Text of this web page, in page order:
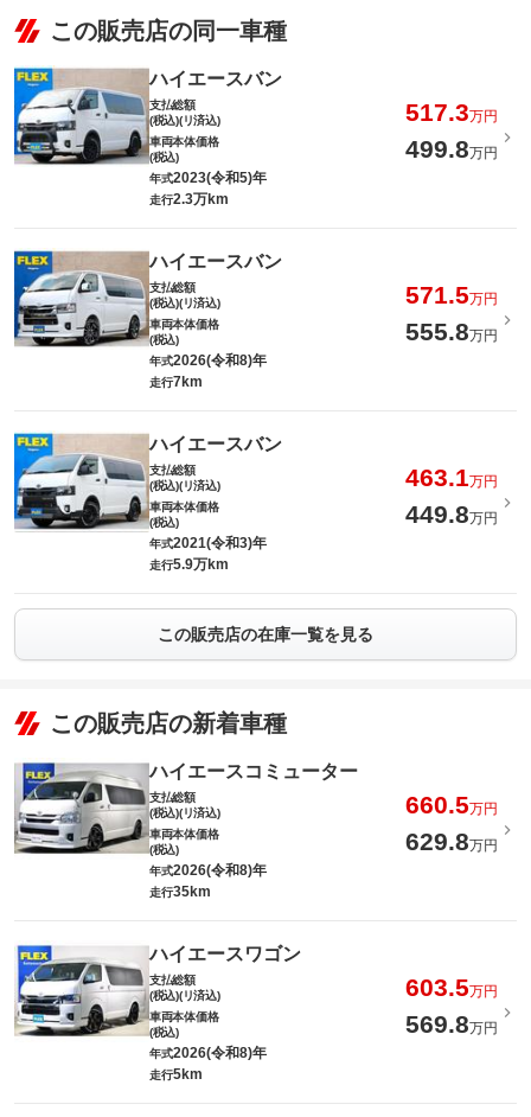
この販売店の同一車種
ハイエースバン
支払総額
(税込)(リ済込)
517.3万円
車両本体価格
(税込)
499.8万円
年式2023(令和5)年
走行2.3万km
ハイエースバン
支払総額
(税込)(リ済込)
571.5万円
車両本体価格
(税込)
555.8万円
年式2026(令和8)年
走行7km
ハイエースバン
支払総額
(税込)(リ済込)
463.1万円
車両本体価格
(税込)
449.8万円
年式2021(令和3)年
走行5.9万km
この販売店の在庫一覧を見る
この販売店の新着車種
ハイエースコミューター
支払総額
(税込)(リ済込)
660.5万円
車両本体価格
(税込)
629.8万円
年式2026(令和8)年
走行35km
ハイエースワゴン
支払総額
(税込)(リ済込)
603.5万円
車両本体価格
(税込)
569.8万円
年式2026(令和8)年
走行5km